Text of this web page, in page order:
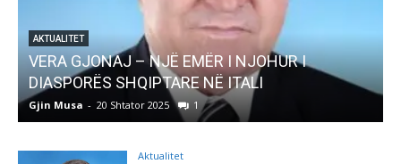
AKTUALITET
Pregaditi Gjin Musa-Rome- Shtator 2025
Gjin Musa - 8 Shtator 2025
Aktualitet